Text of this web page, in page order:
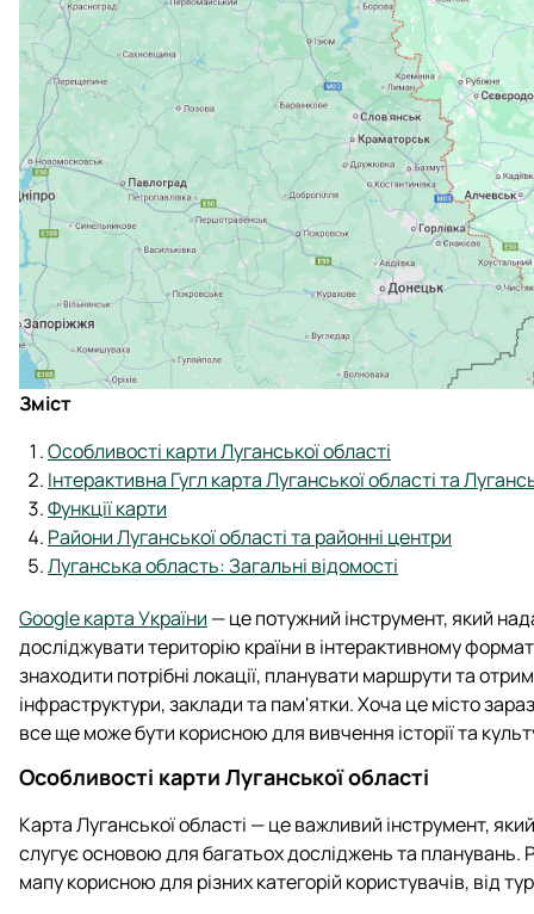
Зміст
Особливості карти Луганської області
Інтерактивна Гугл карта Луганської області та
Функції карти
Райони Луганської області та районні центри
Луганська область: Загальні відомості
Google карта України — це потужний інструмент, який
досліджувати територію країни в інтерактивному
знаходити потрібні локації, планувати маршрути та
інфраструктури, заклади та пам'ятки. Хоча це місто
все ще може бути корисною для вивчення історії та
Особливості карти Луганської області
Карта Луганської області — це важливий інструмент,
слугує основою для багатьох досліджень та планувань.
мапу корисною для різних категорій користувачів, від